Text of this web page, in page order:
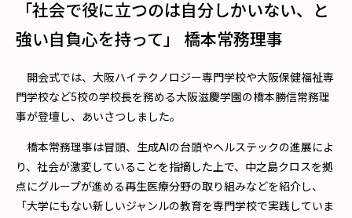
「社会で役に立つのは自分しかいない、と
強い自負心を持って」 橋本常務理事
開会式では、大阪ハイテクノロジー専門学校や大阪保健福祉専
門学校など5校の学校長を務める大阪滋慶学園の橋本勝信常務理
事が登壇し、あいさつしました。
橋本常務理事は冒頭、生成AIの台頭やヘルステックの進展によ
り、社会が激変していることを指摘した上で、中之島クロスを拠
点にグループが進める再生医療分野の取り組みなどを紹介し、
「大学にもない新しいジャンルの教育を専門学校で実践していま